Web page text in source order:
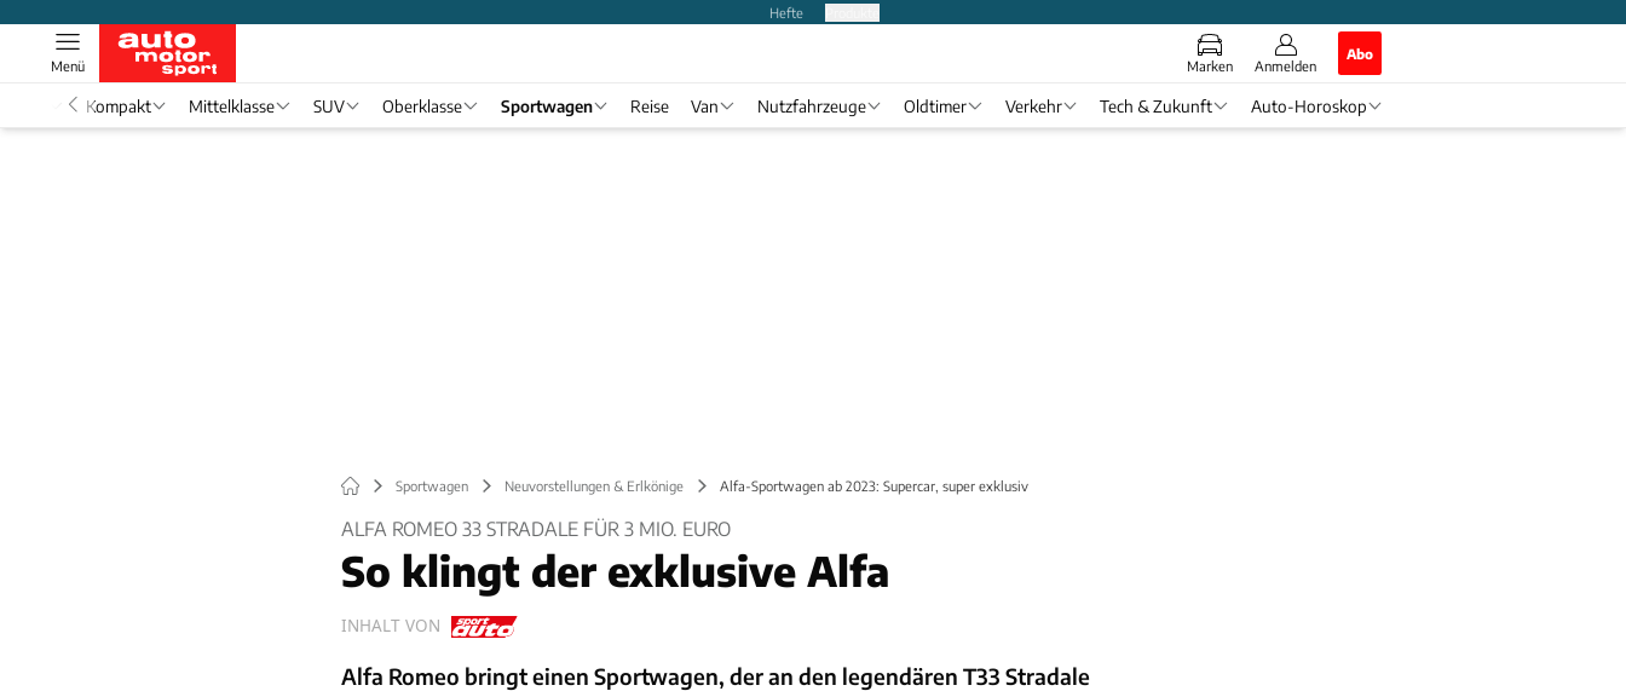
Hefte
Marken Anmelden
Abo
Menü
Kompakt Mittelklasse SUV Oberklasse Sportwagen Reise Van Nutzfahrzeuge Oldtimer Verkehr Tech & Zukunft Auto-Horoskop
Sportwagen Neuvorstellungen & Erlkönige Alfa-Sportwagen ab 2023: Supercar, super exklusiv
ALFA ROMEO 33 STRADALE FÜR 3 MIO. EURO
So klingt der exklusive Alfa
INHALT VON
Alfa Romeo bringt einen Sportwagen, der an den legendären T33 Stradale